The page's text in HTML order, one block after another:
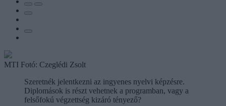
MTI Fotó: Czeglédi Zsolt
Szeretnék jelentkezni az ingyenes nyelvi képzésre.
Diplomások is részt vehetnek a programban, vagy a
felsőfokú végzettség kizáró tényező?